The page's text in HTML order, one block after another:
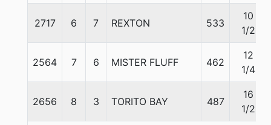
2717 6 7 REXTON 533
10
1/2
2564 7 6 MISTER FLUFF 462
12
1/4
2656 8 3 TORITO BAY 487
16
1/2